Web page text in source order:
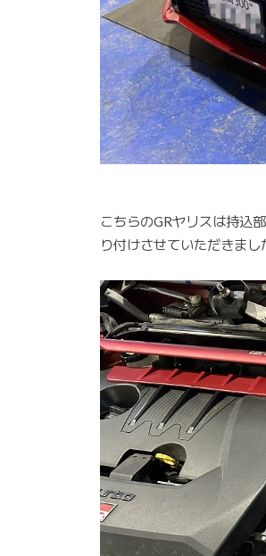
こちらのGRヤリスは持込
り付けさせていただきまし